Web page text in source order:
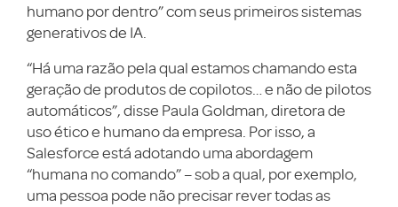
humano por dentro” com seus primeiros sistemas
generativos de IA.
“Há uma razão pela qual estamos chamando esta
geração de produtos de copilotos… e não de pilotos
automáticos”, disse Paula Goldman, diretora de
uso ético e humano da empresa. Por isso, a
Salesforce está adotando uma abordagem
“humana no comando” – sob a qual, por exemplo,
uma pessoa pode não precisar rever todas as